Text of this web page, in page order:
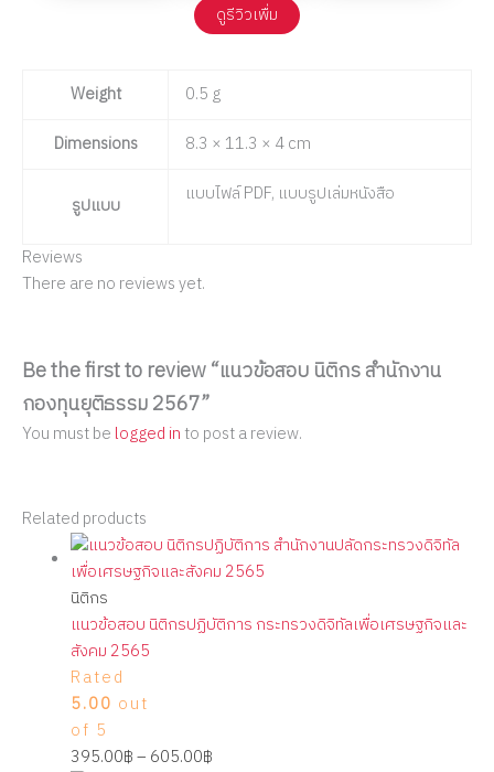
ดูรีวิวเพื่ม
Weight
0.5 g
Dimensions
8.3 × 11.3 × 4 cm
รูปแบบ แบบไฟล์ PDF, แบบรูปเล่มหนังสือ
Reviews
There are no reviews yet.
Be the first to review “แนวข้อสอบ นิติกร สำนักงาน
กองทุนยุติธรรม 2567”
You must be logged in to post a review.
Related products
นิติกร
แนวข้อสอบ นิติกรปฏิบัติการ กระทรวงดิจิทัลเพื่อเศรษฐกิจและ
สังคม 2565
Rated
5.00 out
of 5
395.00฿– 605.00฿